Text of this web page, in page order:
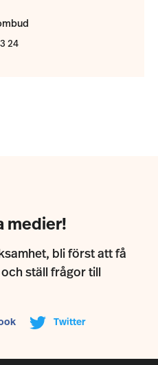
24
medier!
bli först att få
ställ frågor till
Twitter